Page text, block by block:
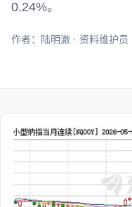
0.24%。
作者：陆明澈 · 资料维护